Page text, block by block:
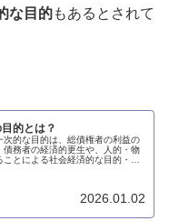
な目的もあるとされて
的とは？
次的な目的は、総債権者の利益の
債務者の経済的更生や、人的・物
とによる社会経済的な目的・意
2026.01.02